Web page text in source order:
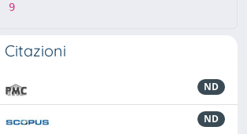
9
Citazioni
ND
ND